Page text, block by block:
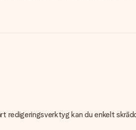
kan du enkelt